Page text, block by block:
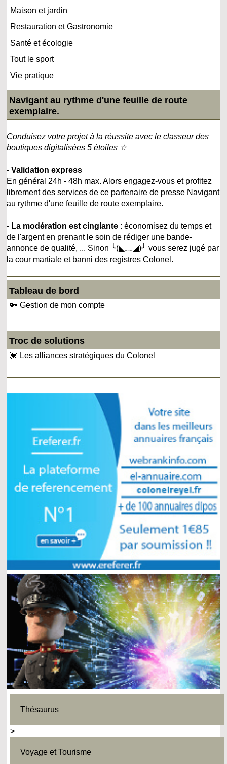
Maison et jardin
Restauration et Gastronomie
Santé et écologie
Tout le sport
Vie pratique
Navigant au rythme d'une feuille de route
exemplaire.
Conduisez votre projet à la réussite avec le classeur des
boutiques digitalisées 5 étoiles ☆
-Validation express
En général 24h - 48h max. Alors engagez-vous et profitez
librement des services de ce partenaire de presse Navigant
au rythme d'une feuille de route exemplaire.
- La modération est cinglante : économisez du temps et
de l'argent en prenant le soin de rédiger une bande-
annonce de qualité, ... Sinon ╰(◣﹏◢)╯ vous serez jugé par
la cour martiale et banni des registres Colonel.
Tableau de bord
🔑 Gestion de mon compte
Troc de solutions
💓 Les alliances stratégiques du Colonel
Thésaurus
>
Voyage et Tourisme